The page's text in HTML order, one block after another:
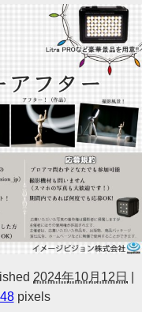
2024年10月12日
pixels